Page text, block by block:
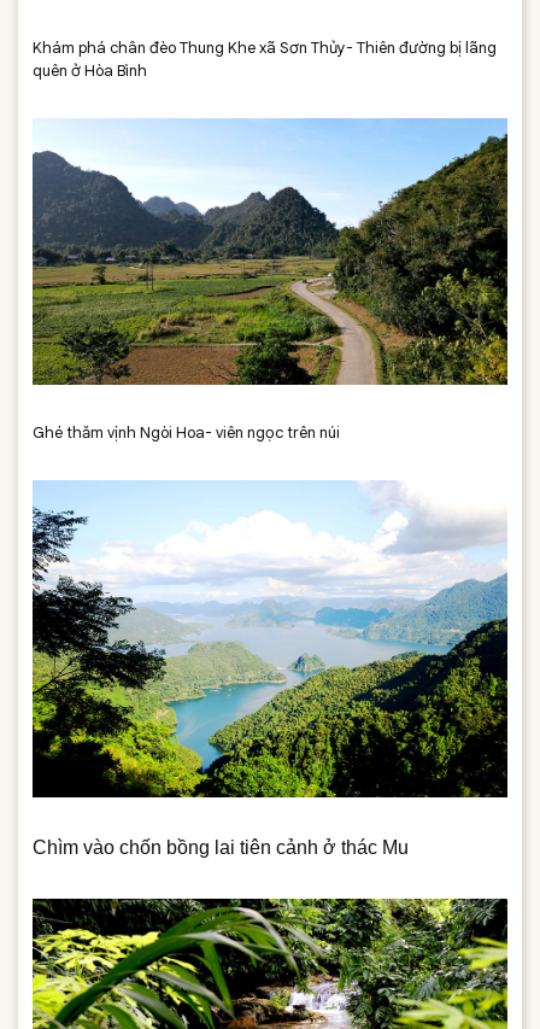
Khám phá chân đèo Thung Khe xã Sơn Thủy- Thiên đường bị lãng
quên ở Hòa Bình
Ghé thăm vịnh Ngòi Hoa- viên ngọc trên núi
Chìm vào chốn bồng lai tiên cảnh ở thác Mu